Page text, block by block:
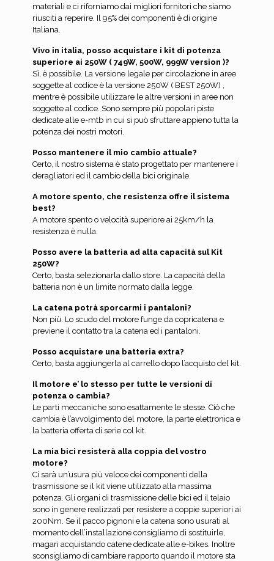
materiali e ci riforniamo dai migliori fornitori che siamo
riusciti a reperire. Il 95% dei componenti è di origine
Italiana.
Vivo in italia, posso acquistare i kit di potenza
superiore ai 250W ( 749W, 500W, 999W version )?
Sì, è possibile. La versione legale per circolazione in aree
soggette al codice è la versione 250W ( BEST 250W) ,
mentre è possibile utilizzare le altre versioni in aree non
soggette al codice. Sono sempre più popolari piste
dedicate alle e-mtb in cui si può sfruttare appieno tutta la
potenza dei nostri motori.
Posso mantenere il mio cambio attuale?
Certo, il nostro sistema è stato progettato per mantenere i
deragliatori ed il cambio della bici originale.
A motore spento, che resistenza offre il sistema
best?
A motore spento o velocità superiore ai 25km/h la
resistenza è nulla.
Posso avere la batteria ad alta capacità sul Kit
250W?
Certo, basta selezionarla dallo store. La capacità della
batteria non è un limite normato dalla legge.
La catena potrà sporcarmi i pantaloni?
Non più. Lo scudo del motore funge da copricatena e
previene il contatto tra la catena ed i pantaloni.
Posso acquistare una batteria extra?
Certo, basta aggiungerla al carrello dopo l’acquisto del kit.
Il motore e’ lo stesso per tutte le versioni di
potenza o cambia?
Le parti meccaniche sono esattamente le stesse. Ciò che
cambia è l’avvolgimento del motore, la parte elettronica e
la batteria offerta di serie col kit.
La mia bici resisterà alla coppia del vostro
motore?
Ci sarà un’usura più veloce dei componenti della
trasmissione se il kit viene utilizzato alla massima
potenza. Gli organi di trasmissione delle bici ed il telaio
sono in genere realizzati per resistere a coppie superiori ai
200Nm. Se il pacco pignoni e la catena sono usurati al
momento dell’installazione consigliamo di sostituirle,
magari acquistando catene dedicate alle e-bikes. Inoltre
sconsigliamo di cambiare rapporto quando il motore sta